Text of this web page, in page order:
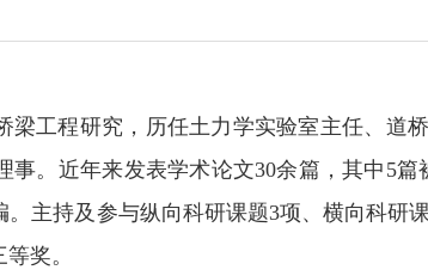
梁工程研究，历任土力学实验室主任、道
。近年来发表学术论文30余篇，其中5篇
主持及参与纵向科研课题3项、横向科研
奖。